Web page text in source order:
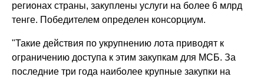
регионах страны, закуплены услуги на более 6 млрд
тенге. Победителем определен консорциум.
"Такие действия по укрупнению лота приводят к
ограничению доступа к этим закупкам для МСБ. За
последние три года наиболее крупные закупки на